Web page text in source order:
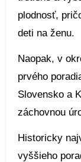
plodnosť,
deti na ženu.
Naopak, v
prvého
Slovensko a
záchovnou
Historicky
vyššieho